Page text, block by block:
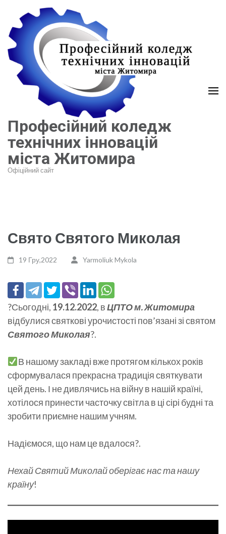
вмісту
(натисніть
Enter)
Професійний коледж
технічних інновацій
міста Житомира
Офіційний сайт
Свято Святого Миколая
19 Гру,2022 Yarmoliuk Mykola
?Сьогодні, 19.12.2022, вЦПТО м. Житомира
відбулися святкові урочистості пов’язані зі святом
Святого Миколая?.
В нашому закладі вже протягом кількох років
сформувалася прекрасна традиція святкувати
цей день. І не дивлячись на війну в нашій країні,
хотілося принести часточку світла в ці сірі будні та
зробити приємне нашим учням.
Надіємося, що нам це вдалося?.
Нехай Святий Миколай оберігає нас та нашу
країну!